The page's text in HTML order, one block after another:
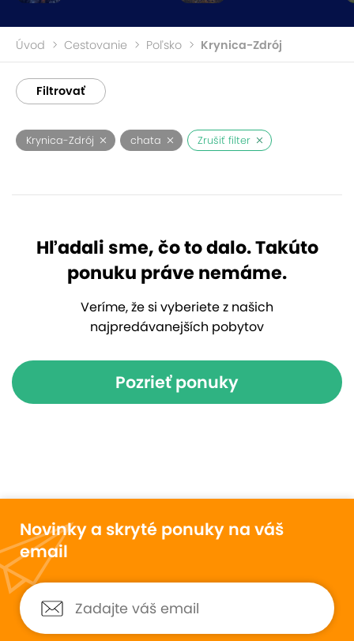
Úvod Cestovanie Poľsko Krynica-Zdrój
Filtrovať
Krynica-Zdrój chata Zrušiť filter
Hľadali sme, čo to dalo. Takúto
ponuku práve nemáme.
Veríme, že si vyberiete z našich
najpredávanejších pobytov
Pozrieť ponuky
Novinky a skryté ponuky na váš
email